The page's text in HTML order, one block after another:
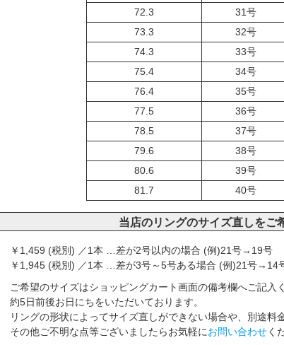
72.3
31号
73.3
32号
74.3
33号
75.4
34号
76.4
35号
77.5
36号
78.5
37号
79.6
38号
80.6
39号
81.7
40号
当店のリングのサイズ直しをご
￥1,459 (税別) ／1本 …差が2号以内の場合 (例)21号→19号
￥1,945 (税別) ／1本 …差が3号～5号ある場合 (例)21号→14
ご希望のサイズはショッピングカート画面の備考欄へご記入
約5日前後お日にちをいただいております。
リングの形状によってサイズ直しができない場合や、別途料
その他ご不明な点等ございましたらお気軽にお問い合わせく